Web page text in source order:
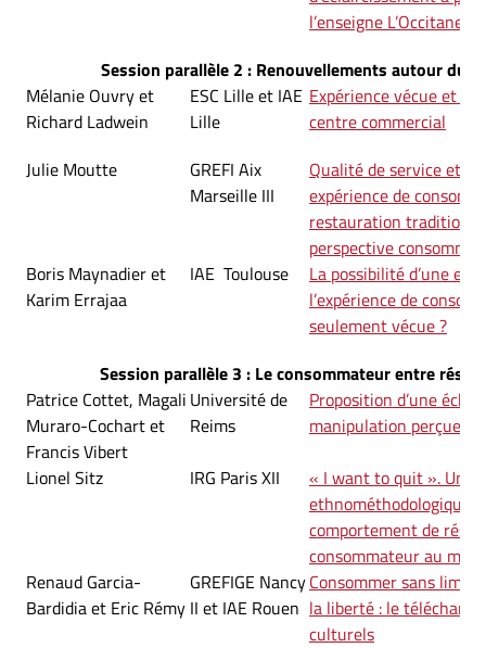
l’enseigne L’Occitane
Session parallèle 2 : Renouvellements autour du
Mélanie Ouvry et
Richard Ladwein
ESC Lille et IAE
Lille
Expérience vécue et
centre commercial
Julie Moutte
GREFI Aix
Marseille III
Qualité de service et
expérience de
restauration
perspective
Boris Maynadier et
Karim Errajaa
IAE Toulouse
La possibilité d’une
l’expérience de
seulement vécue ?
Session parallèle 3 : Le consommateur entre
Patrice Cottet, Magali
Muraro-Cochart et
Francis Vibert
Université de
Reims
Proposition d’une
manipulation perçue
Lionel Sitz
IRG Paris XII
« I want to quit ». Une
ethnométhodologique
comportement de
consommateur au
Renaud Garcia-
Bardidia et Eric Rémy
GREFIGE Nancy
II et IAE Rouen
Consommer sans
la liberté : le
culturels